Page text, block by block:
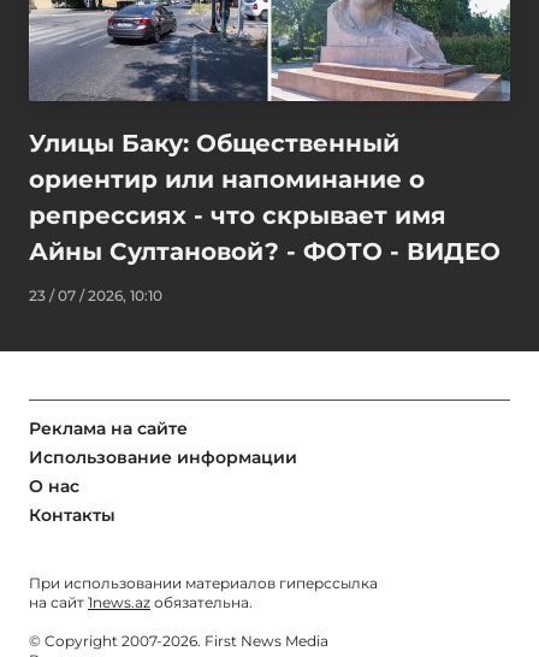
Улицы Баку: Общественный
ориентир или напоминание о
репрессиях - что скрывает имя
Айны Султановой? - ФОТО - ВИДЕО
23 / 07 / 2026, 10:10
Реклама на сайте
Использование информации
О нас
Контакты
При использовании материалов гиперссылка
на сайт 1news.az обязательна.
© Copyright 2007-2026. First News Media